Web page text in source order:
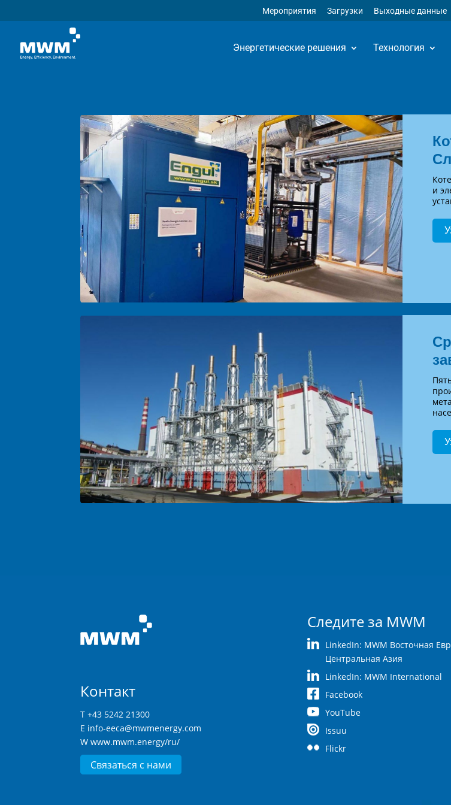
Мероприятия Загрузки Выходные данные
Энергетические решения Технология
и
Контакт
T +43 5242 21300
E info-eeca@mwmenergy.com
Wwww.mwm.energy/ru/
Связаться с нами
Следите за MWM
LinkedIn: MWM Восточная
Центральная Азия
LinkedIn: MWM International
Facebook
YouTube
Issuu
Flickr